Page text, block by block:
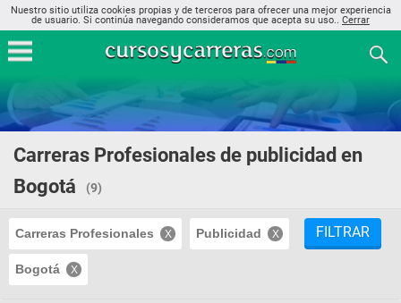
Nuestro sitio utiliza cookies propias y de terceros para ofrecer una mejor experiencia
de usuario. Si continúa navegando consideramos que acepta su uso.. Cerrar
Carreras Profesionales de publicidad en
Bogotá
(9)
Carreras Profesionales Publicidad
Bogotá
FILTRAR